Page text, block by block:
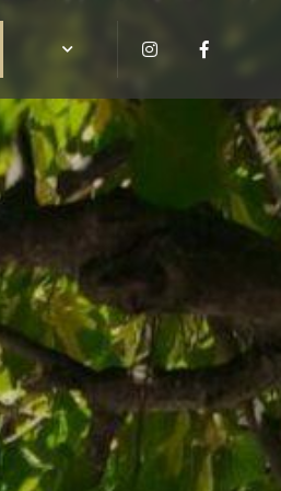
Instagram